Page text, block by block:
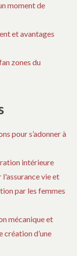
moment de
et avantages
zones du
pour s’adonner à
intérieure
vie et
par les femmes
mécanique et
création d’une